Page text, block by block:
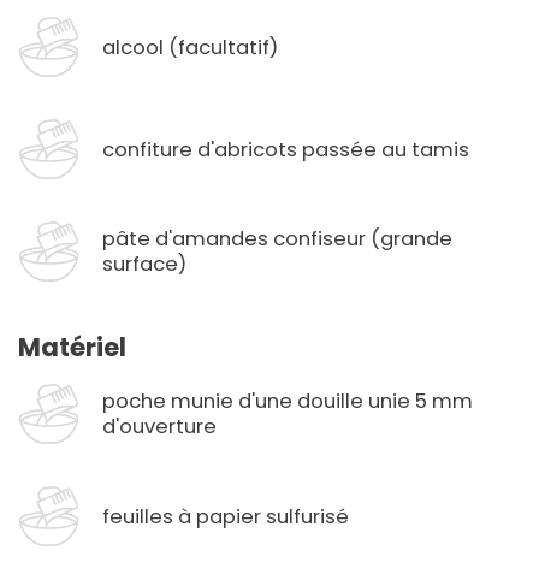
alcool (facultatif)
confiture d'abricots passée au tamis
pâte d'amandes confiseur (grande
surface)
Matériel
poche munie d'une douille unie 5 mm
d'ouverture
feuilles à papier sulfurisé